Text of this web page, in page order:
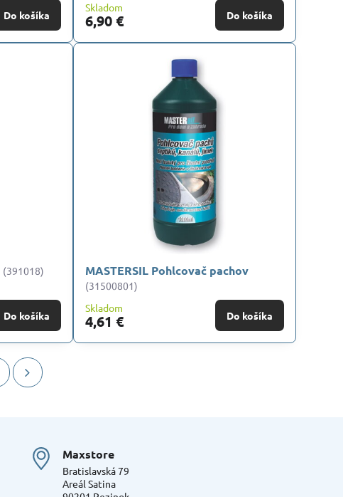
Do košíka
Skladom
6,90 € Do košíka
(391018)
Do košíka
MASTERSIL Pohlcovač pachov
(31500801)
Skladom
4,61 € Do košíka
Maxstore
Bratislavská 79
Areál Satina